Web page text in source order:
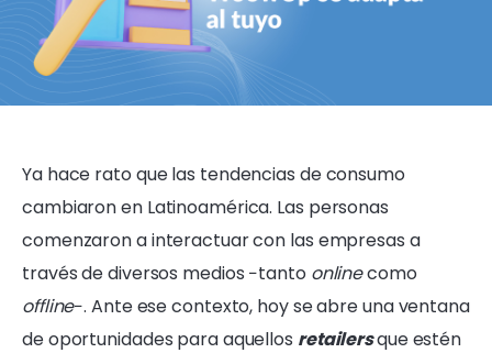
Ya hace rato que las tendencias de consumo
cambiaron en Latinoamérica. Las personas
comenzaron a interactuar con las empresas a
través de diversos medios −tanto onlinecomo
offline−. Ante ese contexto, hoy se abre una ventana
de oportunidades para aquellos retailersque estén